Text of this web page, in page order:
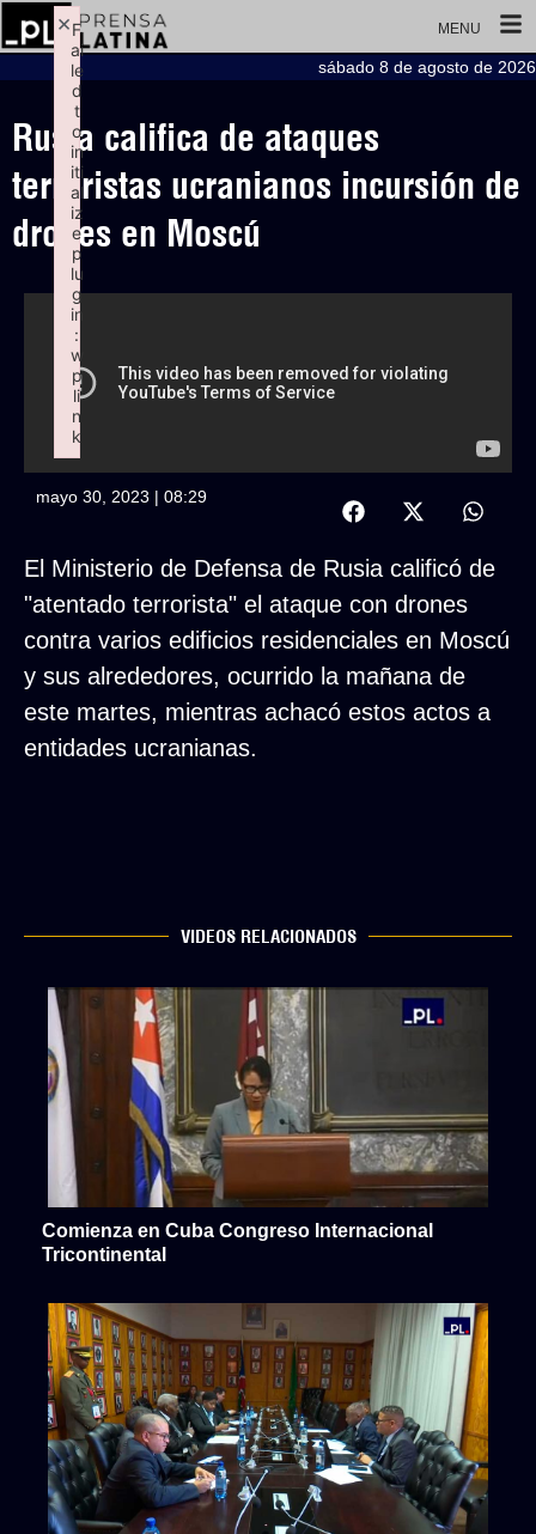
MENU
sábado 8 de agosto de 2026
Rusia califica de ataques
terroristas ucranianos incursión de
drones en Moscú
mayo 30, 2023 | 08:29
El Ministerio de Defensa de Rusia calificó de
"atentado terrorista" el ataque con drones
contra varios edificios residenciales en Moscú
y sus alrededores, ocurrido la mañana de
este martes, mientras achacó estos actos a
entidades ucranianas.
VIDEOS RELACIONADOS
Comienza en Cuba Congreso Internacional
Tricontinental
F
ai
le
d
t
o
in
iti
al
iz
e
p
lu
g
in
:
w
p
li
n
k
×
Failed to initialize plugin: wplink